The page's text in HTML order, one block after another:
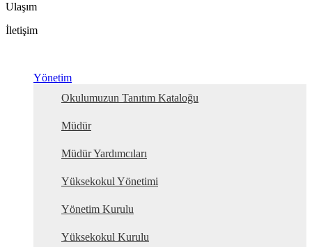
Ulaşım
İletişim
Yönetim
Okulumuzun Tanıtım Kataloğu
Müdür
Müdür Yardımcıları
Yüksekokul Yönetimi
Yönetim Kurulu
Yüksekokul Kurulu